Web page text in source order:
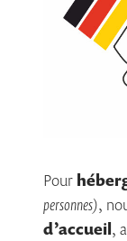
Pour
personnes),
d’accueil,